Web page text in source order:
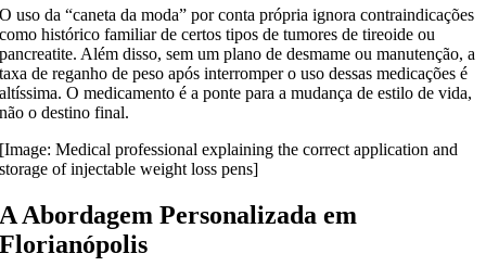
O uso da “caneta da moda” por conta própria ignora contraindicações
como histórico familiar de certos tipos de tumores de tireoide ou
pancreatite. Além disso, sem um plano de desmame ou manutenção, a
taxa de reganho de peso após interromper o uso dessas medicações é
altíssima. O medicamento é a ponte para a mudança de estilo de vida,
não o destino final.
[Image: Medical professional explaining the correct application and
storage of injectable weight loss pens]
A Abordagem Personalizada em
Florianópolis